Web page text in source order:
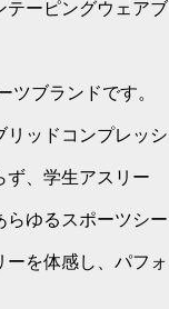
テーピングウェアブ
ツブランドです。
リッドコンプレッシ
ず、学生アスリー
らゆるスポーツシー
を体感し、パフォ